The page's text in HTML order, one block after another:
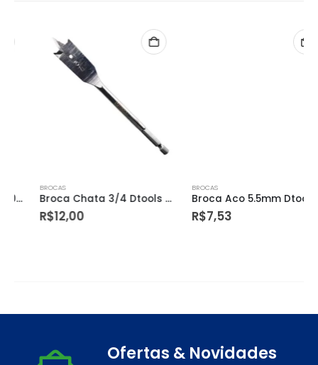
BROCAS
Broca Chata 3/4 Dtools – 13522
12,00
Broca Aco 5.5mm Dtools – 11851
7,53
Ofertas & Novidades